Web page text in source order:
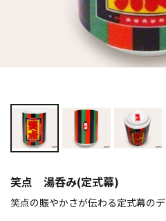
笑点 湯呑み(定式幕)
笑点の賑やかさが伝わる定式幕のデ